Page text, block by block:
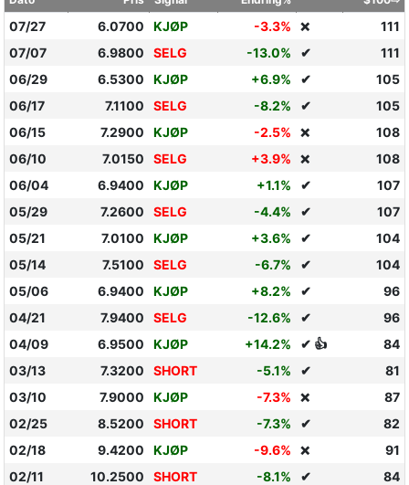
07/27 6.0700 KJØP -3.3% ❌
111
07/07
6.9800 SELG -13.0% ✔
111
06/29
6.5300 KJØP +6.9% ✔
105
06/17
7.1100 SELG -8.2% ✔
105
06/15
7.2900 KJØP -2.5% ❌
108
06/10
7.0150 SELG +3.9% ❌
108
06/04
6.9400 KJØP +1.1% ✔
107
05/29
7.2600 SELG -4.4% ✔
107
05/21
7.0100 KJØP +3.6% ✔
104
05/14
7.5100 SELG -6.7% ✔
104
05/06
6.9400 KJØP +8.2% ✔
96
04/21
7.9400 SELG -12.6% ✔
96
04/09
6.9500 KJØP +14.2% ✔ 👍
84
03/13
7.3200 SHORT -5.1% ✔
81
03/10
7.9000 KJØP -7.3% ❌
87
02/25
8.5200 SHORT -7.3% ✔
82
02/18
9.4200 KJØP -9.6% ❌
91
02/11
10.2500 SHORT -8.1% ✔
84